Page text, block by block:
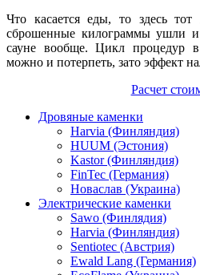
Что касается еды, то здесь
сброшенные килограммы ушли
сауне вообще. Цикл процедур
можно и потерпеть, зато эффект
Расчет
Дровяные каменки
Harvia (Финляндия)
HUUM (Эстония)
Kastor (Финляндия)
FinTec (Германия)
Новаслав (Украина)
Электрические каменки
Sawo (Финлядия)
Harvia (Финляндия)
Sentiotec (Австрия)
Ewald Lang (Германия)